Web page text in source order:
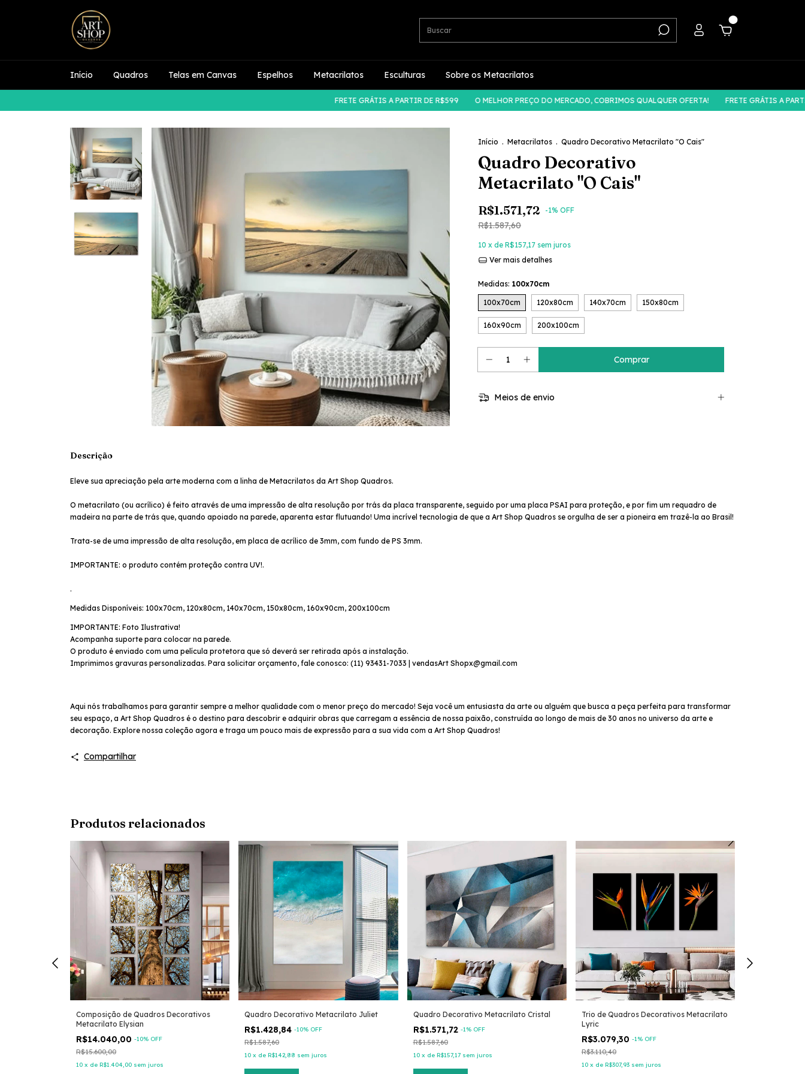
Início Quadros Telas em Canvas Espelhos Metacrilatos Esculturas Sobre os Metacrilatos
FRETE GRÁTIS A PARTIR DE R$599 O MELHOR PREÇO DO MERCADO, COBRIMOS QUALQUER OFERTA! FRETE GRÁTIS A PARTIR
Início . Metacrilatos . Quadro Decorativo Metacrilato "O Cais"
Quadro Decorativo
Metacrilato "O Cais"
R$1.571,72 -1% OFF
R$1.587,60
10 x de R$157,17 sem juros
Ver mais detalhes
Medidas: 100x70cm
100x70cm 120x80cm 140x70cm 150x80cm
160x90cm 200x100cm
Meios de envio
Descrição
Eleve sua apreciação pela arte moderna com a linha de Metacrilatos da Art Shop Quadros.
O metacrilato (ou acrílico) é feito através de uma impressão de alta resolução por trás da placa transparente, seguido por uma placa PSAI para proteção, e por fim um requadro de
madeira na parte de trás que, quando apoiado na parede, aparenta estar flutuando! Uma incrível tecnologia de que a Art Shop Quadros se orgulha de ser a pioneira em trazê-la ao Brasil!
Trata-se de uma impressão de alta resolução, em placa de acrílico de 3mm, com fundo de PS 3mm.
IMPORTANTE: o produto contém proteção contra UV!.
.
Medidas Disponíveis: 100x70cm, 120x80cm, 140x70cm, 150x80cm, 160x90cm, 200x100cm
IMPORTANTE: Foto Ilustrativa!
Acompanha suporte para colocar na parede.
O produto é enviado com uma película protetora que só deverá ser retirada após a instalação.
Imprimimos gravuras personalizadas. Para solicitar orçamento, fale conosco: (11) 93431-7033 | vendasArt Shopx@gmail.com
Aqui nós trabalhamos para garantir sempre a melhor qualidade com o menor preço do mercado! Seja você um entusiasta da arte ou alguém que busca a peça perfeita para transformar
seu espaço, a Art Shop Quadros é o destino para descobrir e adquirir obras que carregam a essência de nossa paixão, construída ao longo de mais de 30 anos no universo da arte e
decoração. Explore nossa coleção agora e traga um pouco mais de expressão para a sua vida com a Art Shop Quadros!
Compartilhar
Produtos relacionados
Composição de Quadros Decorativos
Metacrilato Elysian
R$14.040,00 -10% OFF
R$15.600,00
10 x de R$1.404,00 sem juros
Quadro Decorativo Metacrilato Juliet
R$1.428,84-10% OFF
R$1.587,60
10 x deR$142,88 sem juros
Quadro Decorativo Metacrilato Cristal
R$1.571,72 -1% OFF
R$1.587,60
10 x de R$157,17 sem juros
Trio de Quadros Decorativos Metacrilato
Lyric
R$3.079,30 -1% OFF
R$3.110,40
10 x de R$307,93 sem juros